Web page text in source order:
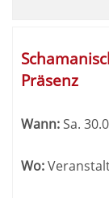
Präsenz
Wann:Sa.
Wo: